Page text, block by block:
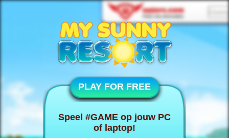
PLAY FOR FREE
Speel #GAME op jouw PC
of laptop!